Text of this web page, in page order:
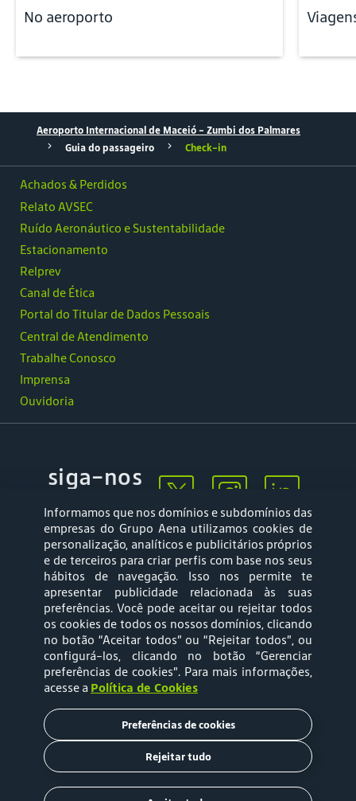
No aeroporto
Aeroporto Internacional de Maceió - Zumbi dos Palmares
Guia do passageiro
Check-in
Ouvidoria
Achados & Perdidos
Relato AVSEC
Ruído Aeronáutico e Sustentabilidade
Estacionamento
Relprev
Canal de Ética
Portal do Titular de Dados Pessoais
Central de Atendimento
Trabalhe Conosco
Imprensa
siga-nos
Mapa web
Política de
Privacidade
Política de Cookies
Termos e Condições
de Uso
Tarifas
Informamos que nos domínios e subdomínios das
empresas do Grupo Aena utilizamos cookies de
personalização, analíticos e publicitários próprios
e de terceiros para criar perfis com base nos seus
hábitos de navegação. Isso nos permite te
apresentar publicidade relacionada às suas
preferências. Você pode aceitar ou rejeitar todos
os cookies de todos os nossos domínios, clicando
no botão “Aceitar todos” ou “Rejeitar todos”, ou
configurá-los, clicando no botão “Gerenciar
preferências de cookies”. Para mais informações,
acesse a Política de Cookies
Preferências de cookies
Rejeitar tudo